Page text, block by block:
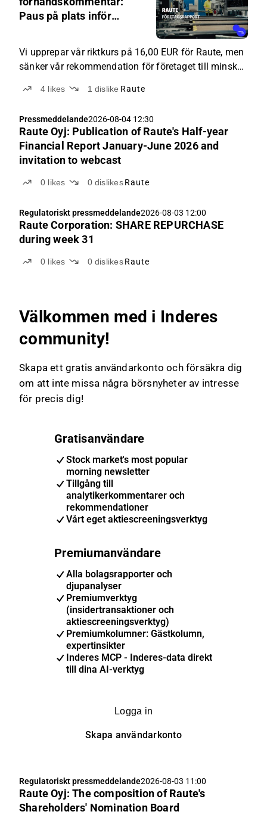
Paus på plats inför
Vi upprepar vår riktkurs på 16,00 EUR för Raute, men
sänker vår rekommendation för företaget till minska
bedömer att Rautes orderbok har minskat ytterligare
meddelat några betydande order under Q2 eller i juli,
och återhämtningen inom byggsektorn har också
försenats ytterligare på grund av makroekonomiska
effekter av kriget i Iran. Värderingen av aktien är i sig
inte dålig (2026e: EV/EBIT 8x), men på grund av
vi en bevakande position inför företagets Q2-rapport
(ons 12.8).
4 likes 1 dislike Raute
Pressmeddelande2026-08-04 12:30
Raute Oyj: Publication of Raute's Half-year
Financial Report January-June 2026 and
invitation to webcast
0 likes 0 dislikes Raute
Regulatoriskt pressmeddelande2026-08-03 12:00
Raute Corporation: SHARE REPURCHASE
during week 31
0 likes 0 dislikes Raute
Välkommen med i Inderes
community!
Skapa ett gratis användarkonto och försäkra dig
om att inte missa några börsnyheter av intresse
för precis dig!
Gratisanvändare
Stock market's most popular
morning newsletter
Tillgång till
analytikerkommentarer och
rekommendationer
Vårt eget aktiescreeningsverktyg
Premiumanvändare
Alla bolagsrapporter och
djupanalyser
Premiumverktyg
(insidertransaktioner och
aktiescreeningsverktyg)
Premiumkolumner: Gästkolumn,
expertinsikter
Inderes MCP - Inderes-data direkt
till dina AI-verktyg
Logga in
Skapa användarkonto
Regulatoriskt pressmeddelande2026-08-03 11:00
Raute Oyj: The composition of Raute's
Shareholders' Nomination Board